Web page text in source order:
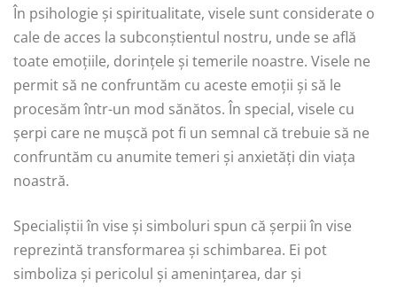
În psihologie și spiritualitate, visele sunt considerate o
cale de acces la subconștientul nostru, unde se află
toate emoțiile, dorințele și temerile noastre. Visele ne
permit să ne confruntăm cu aceste emoții și să le
procesăm într-un mod sănătos. În special, visele cu
șerpi care ne mușcă pot fi un semnal că trebuie să ne
confruntăm cu anumite temeri și anxietăți din viața
noastră.
Specialiștii în vise și simboluri spun că șerpii în vise
reprezintă transformarea și schimbarea. Ei pot
simboliza și pericolul și amenințarea, dar și